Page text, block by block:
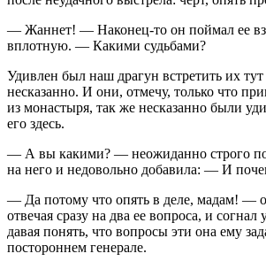
— Жаннет! — Наконец-то он поймал ее
вплотную. — Какими судьбами?
Удивлен был наш драгун встретить их
несказанно. И они, отмечу, только что
из монастыря, так же несказанно были
его здесь.
— А вы какими? — неожиданно строго
на него и недовольно добавила: — И
— Да потому что опять в деле, мадам! —
отвечая сразу на два ее вопроса, и
давая понять, что вопросы эти она ему
постороннем генерале.